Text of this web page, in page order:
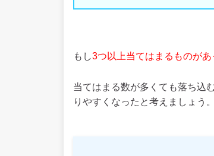
もし3つ以上当てはまるものが
当てはまる数が多くても落ち込
りやすくなったと考えましょう。